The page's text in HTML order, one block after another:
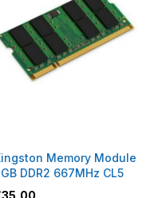
Memory Module
DDR2 667MHz CL5
35,00